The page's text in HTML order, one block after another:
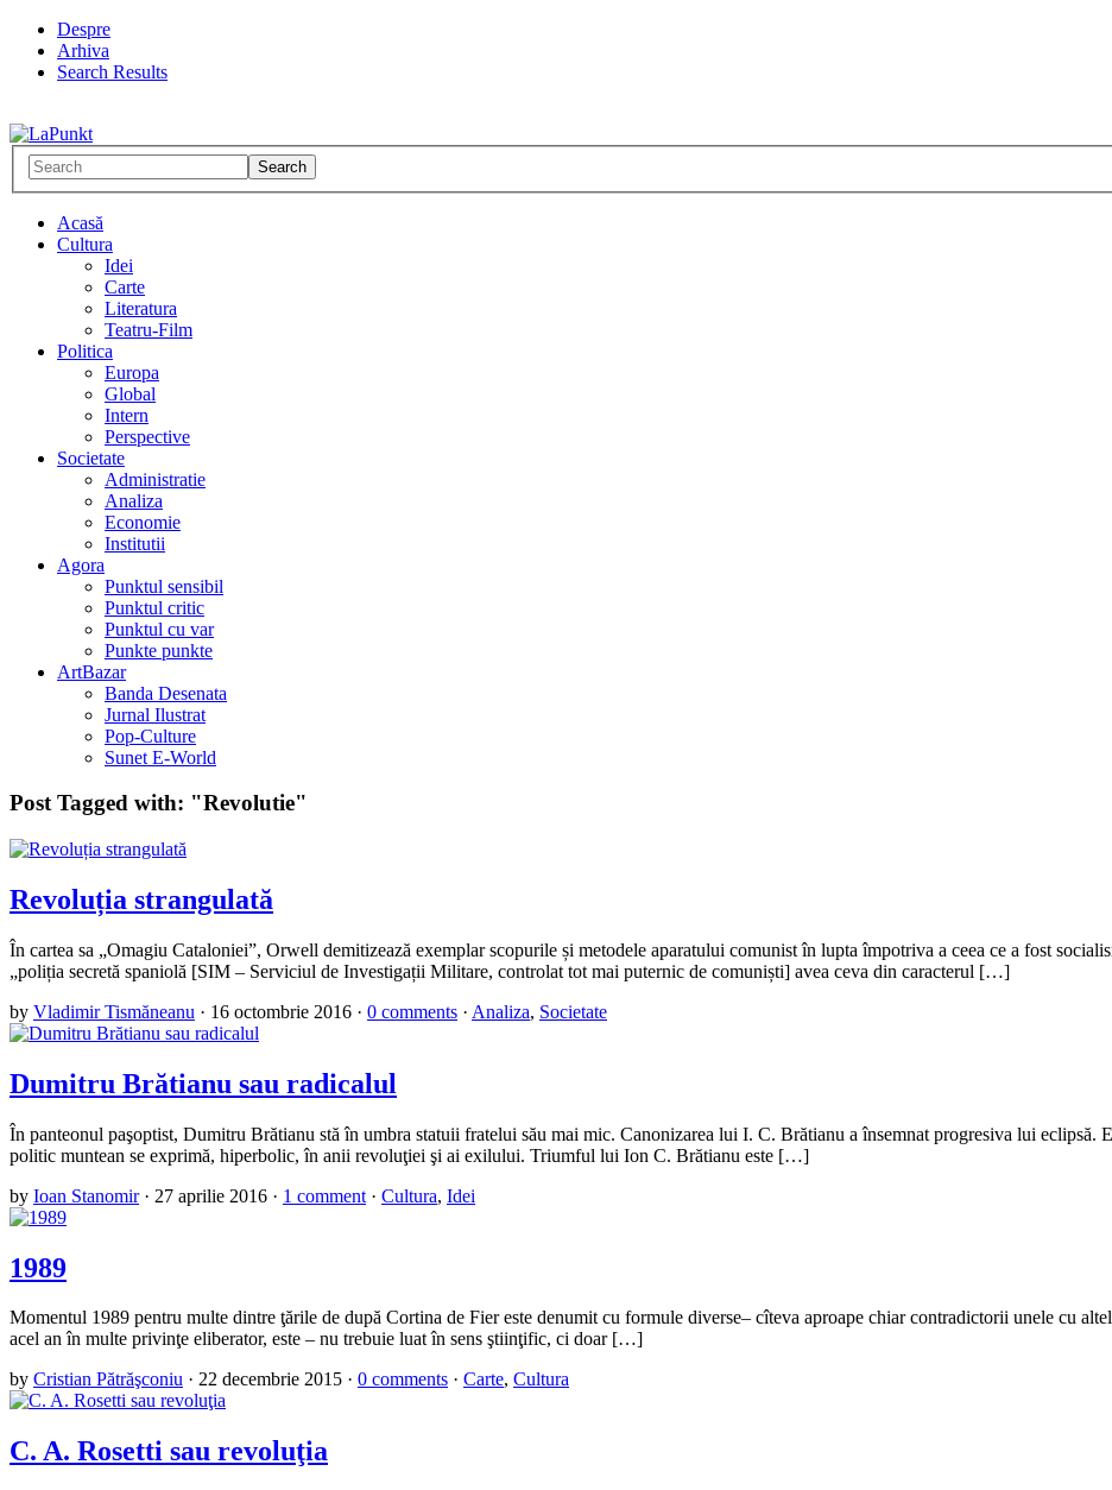
Despre
Arhiva
Search Results
Acasă
Cultura
Idei
Carte
Literatura
Teatru-Film
Politica
Europa
Global
Intern
Perspective
Societate
Administratie
Analiza
Economie
Institutii
Agora
Punktul sensibil
Punktul critic
Punktul cu var
Punkte punkte
ArtBazar
Banda Desenata
Jurnal Ilustrat
Pop-Culture
Sunet E-World
Post Tagged with: "Revolutie"
Revoluția strangulată
În cartea sa „Omagiu Cataloniei”, Orwell demitizează exemplar scopurile și metodele aparatului comunist în lupta împotriva a ceea ce a fost
„poliția secretă spaniolă [SIM – Serviciul de Investigații Militare, controlat tot mai puternic de comuniști] avea ceva din caracterul […]
by Vladimir Tismăneanu · 16 octombrie 2016 · 0 comments · Analiza, Societate
Dumitru Brătianu sau radicalul
În panteonul paşoptist, Dumitru Brătianu stă în umbra statuii fratelui său mai mic. Canonizarea lui I. C. Brătianu a însemnat progresiva lui eclipsă.
politic muntean se exprimă, hiperbolic, în anii revoluţiei şi ai exilului. Triumful lui Ion C. Brătianu este […]
by Ioan Stanomir · 27 aprilie 2016 · 1 comment · Cultura, Idei
1989
Momentul 1989 pentru multe dintre ţările de după Cortina de Fier este denumit cu formule diverse– cîteva aproape chiar contradictorii unele cu
acel an în multe privinţe eliberator, este – nu trebuie luat în sens ştiinţific, ci doar […]
by Cristian Pătrăşconiu · 22 decembrie 2015 · 0 comments · Carte, Cultura
C. A. Rosetti sau revoluţia